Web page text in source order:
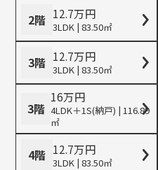
2階 12.7万円
3LDK | 83.50㎡
3階 12.7万円
3LDK | 83.50㎡
3階
16万円
4LDK＋1S(納戸) | 116.89
㎡
4階 12.7万円
3LDK | 83.50㎡